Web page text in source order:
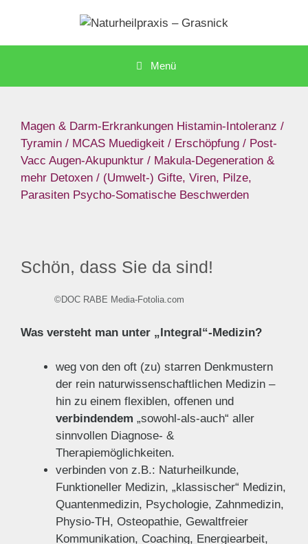
springen
Menü
Magen & Darm-Erkrankungen Histamin-Intoleranz /
Tyramin / MCAS Muedigkeit / Erschöpfung / Post-
Vacc Augen-Akupunktur / Makula-Degeneration &
mehr Detoxen / (Umwelt-) Gifte, Viren, Pilze,
Parasiten Psycho-Somatische Beschwerden
Schön, dass Sie da sind!
©DOC RABE Media-Fotolia.com
Was versteht man unter „Integral“-Medizin?
weg von den oft (zu) starren Denkmustern
der rein naturwissenschaftlichen Medizin –
hin zu einem flexiblen, offenen und
verbindendem „sowohl-als-auch“ aller
sinnvollen Diagnose- &
Therapiemöglichkeiten.
verbinden von z.B.: Naturheilkunde,
Funktioneller Medizin, „klassischer“ Medizin,
Quantenmedizin, Psychologie, Zahnmedizin,
Physio-TH, Osteopathie, Gewaltfreier
Kommunikation, Coaching, Energiearbeit,